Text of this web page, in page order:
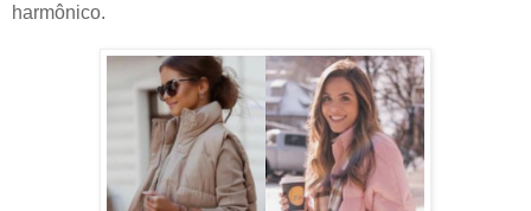
harmônico.